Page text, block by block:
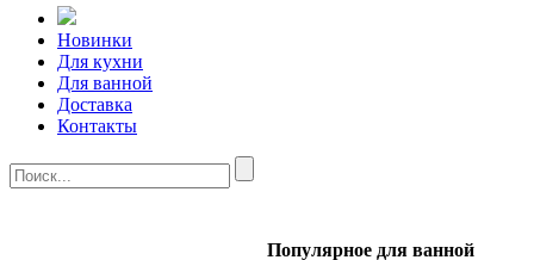
Новинки
Для кухни
Для ванной
Доставка
Контакты
Популярное для ванной